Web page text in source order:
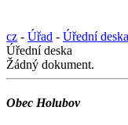
cz - Úřad - Úřední deska
Úřední deska
Žádný dokument.
Obec Holubov